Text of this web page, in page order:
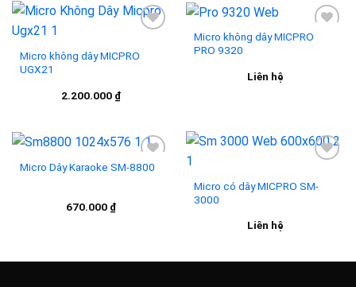
Micro không dây MICPRO
UGX21
2.200.000 ₫
Micro không dây MICPRO
PRO 9320
Liên hệ
Micro Dây Karaoke SM-8800
670.000 ₫
Micro có dây MICPRO SM-
3000
Liên hệ